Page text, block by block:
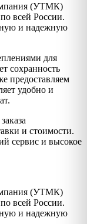
(УТМК)
всей России.
и надежную
для
сохранность
предоставляем
удобно и
и стоимости.
сервис и высокое
(УТМК)
всей России.
и надежную